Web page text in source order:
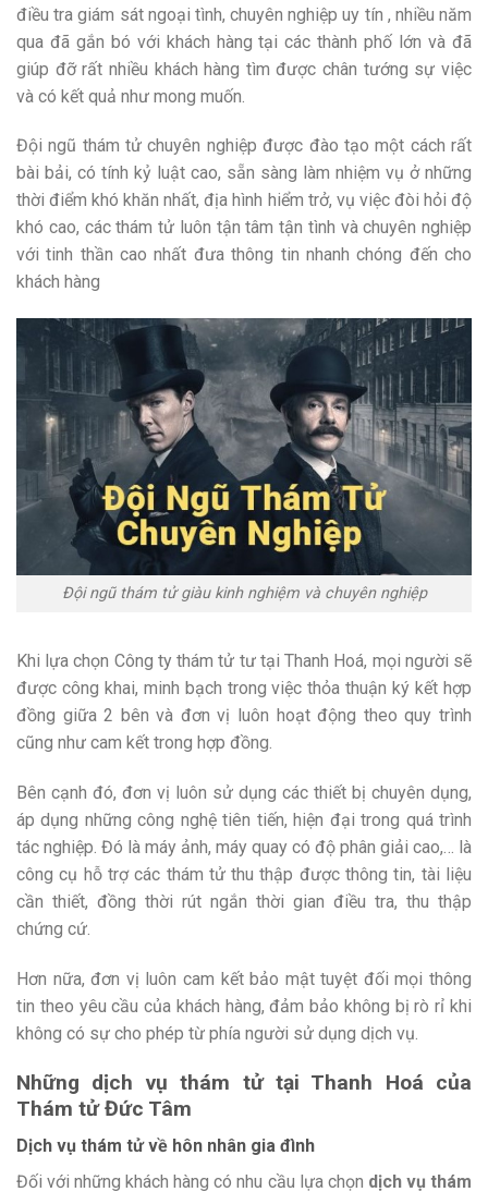
điều tra giám sát ngoại tình, chuyên nghiệp uy tín , nhiều năm
qua đã gắn bó với khách hàng tại các thành phố lớn và đã
giúp đỡ rất nhiều khách hàng tìm được chân tướng sự việc
và có kết quả như mong muốn.
Đội ngũ thám tử chuyên nghiệp được đào tạo một cách rất
bài bải, có tính kỷ luật cao, sẵn sàng làm nhiệm vụ ở những
thời điểm khó khăn nhất, địa hình hiểm trở, vụ việc đòi hỏi độ
khó cao, các thám tử luôn tận tâm tận tình và chuyên nghiệp
với tinh thần cao nhất đưa thông tin nhanh chóng đến cho
khách hàng
Đội ngũ thám tử giàu kinh nghiệm và chuyên nghiệp
Khi lựa chọn Công ty thám tử tư tại Thanh Hoá, mọi người sẽ
được công khai, minh bạch trong việc thỏa thuận ký kết hợp
đồng giữa 2 bên và đơn vị luôn hoạt động theo quy trình
cũng như cam kết trong hợp đồng.
Bên cạnh đó, đơn vị luôn sử dụng các thiết bị chuyên dụng,
áp dụng những công nghệ tiên tiến, hiện đại trong quá trình
tác nghiệp. Đó là máy ảnh, máy quay có độ phân giải cao,… là
công cụ hỗ trợ các thám tử thu thập được thông tin, tài liệu
cần thiết, đồng thời rút ngắn thời gian điều tra, thu thập
chứng cứ.
Hơn nữa, đơn vị luôn cam kết bảo mật tuyệt đối mọi thông
tin theo yêu cầu của khách hàng, đảm bảo không bị rò rỉ khi
không có sự cho phép từ phía người sử dụng dịch vụ.
Những dịch vụ thám tử tại Thanh Hoá của
Thám tử Đức Tâm
Dịch vụ thám tử về hôn nhân gia đình
Đối với những khách hàng có nhu cầu lựa chọn dịch vụ thám